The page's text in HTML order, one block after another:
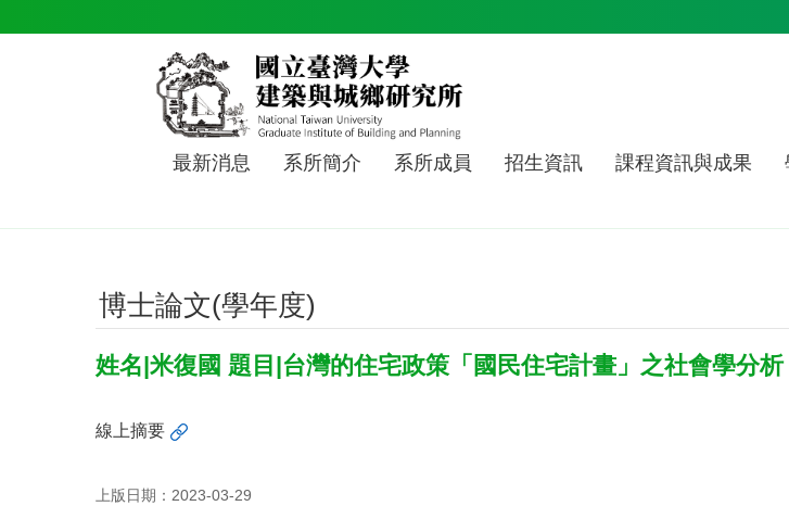
最新消息 系所簡介 系所成員 招生資訊 課程資訊與成果
博士論文(學年度)
姓名|米復國 題目|台灣的住宅政策「國民住宅計畫」之社會學分
線上摘要
上版日期：2023-03-29